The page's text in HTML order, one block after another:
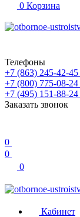
0 Корзина
Телефоны
+7 (863) 245-42-45
+7 (800) 775-08-24
+7 (495) 151-88-24
Заказать звонок
0
0
0
Кабинет